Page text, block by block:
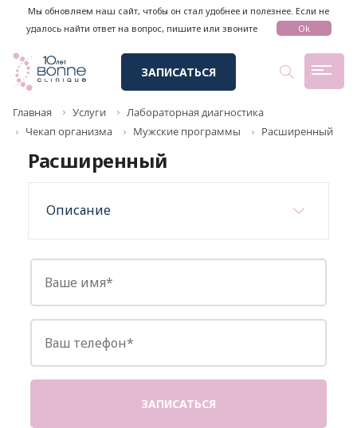
Мы обновляем наш сайт, чтобы он стал удобнее и полезнее. Если не
удалось найти ответ на вопрос, пишите или звоните
Ok
ЗАПИСАТЬСЯ
Главная Услуги
Лабораторная диагностика
Чекап организма
Мужские программы Расширенный
Расширенный
Описание